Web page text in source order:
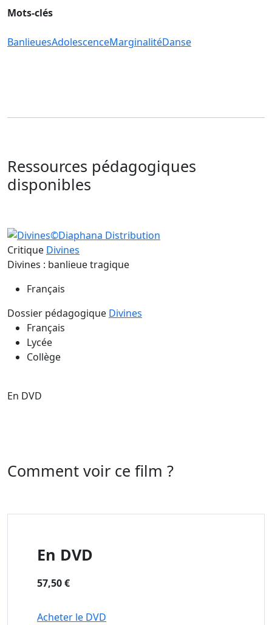
Mots-clés
BanlieuesAdolescenceMarginalitéDanse
Ressources pédagogiques
disponibles
Critique Divines
Divines : banlieue tragique
Français
Dossier pédagogique Divines
Français
Lycée
Collège
En DVD
Comment voir ce film ?
En DVD
57,50 €
Acheter le DVD